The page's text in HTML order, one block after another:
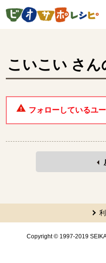
ページの先頭です。
こいこい さん
フォローしているユ
ここから共通フッターメニュー
Copyright © 1997-2019